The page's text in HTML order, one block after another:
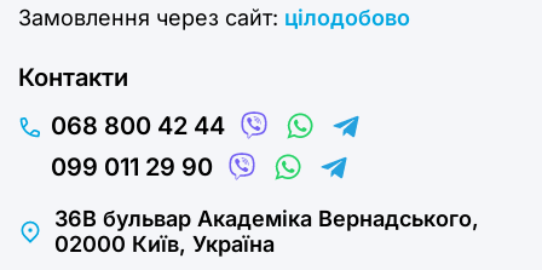
Замовлення через сайт: цілодобово
Контакти
068 800 42 44
099 011 29 90
36В бульвар Академіка Вернадського,
02000 Київ, Україна